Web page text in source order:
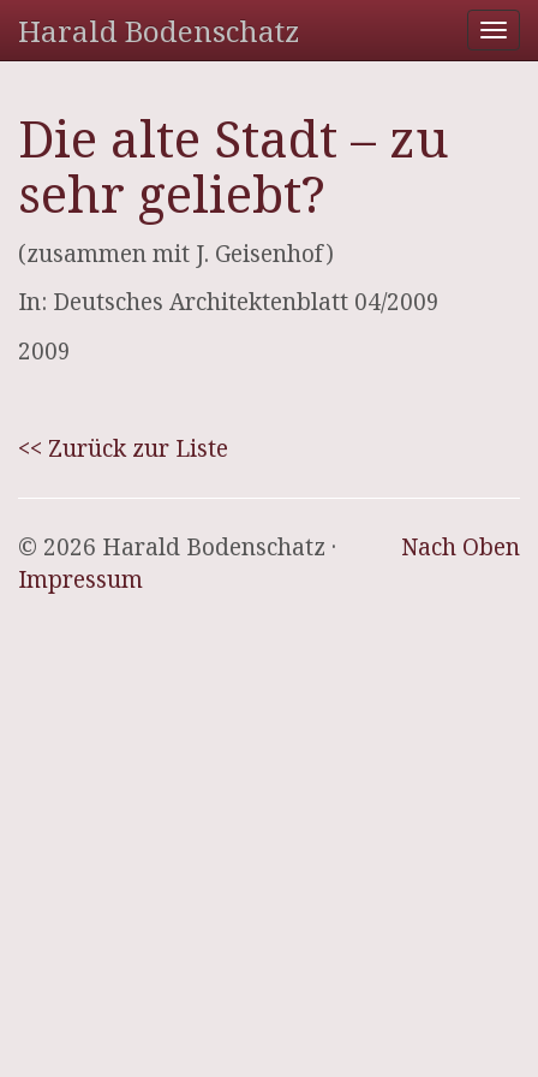
Harald Bodenschatz
Die alte Stadt – zu
sehr geliebt?
(zusammen mit J. Geisenhof)
In: Deutsches Architektenblatt 04/2009
2009
<< Zurück zur Liste
Nach Oben
© 2026 Harald Bodenschatz ·
Impressum